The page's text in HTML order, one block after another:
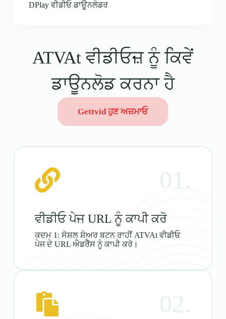
DPlay ਵੀਡੀਓ ਡਾਊਨਲੋਡਰ
ATVAt ਵੀਡੀਓਜ਼ ਨੂੰ ਕਿਵੇਂ
ਡਾਊਨਲੋਡ ਕਰਨਾ ਹੈ
Gettvid ਹੁਣ ਅਜ਼ਮਾਓ
01.
ਵੀਡੀਓ ਪੇਜ URL ਨੂੰ ਕਾਪੀ ਕਰੋ
ਕਦਮ 1: ਸੋਸ਼ਲ ਸ਼ੇਅਰ ਬਟਨ ਰਾਹੀਂ ATVAt ਵੀਡੀਓ
ਪੇਜ ਦੇ URL ਐਡਰੈੱਸ ਨੂੰ ਕਾਪੀ ਕਰੋ।
02.